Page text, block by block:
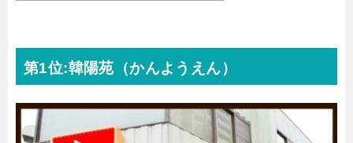
第1位:韓陽苑（かんようえん）